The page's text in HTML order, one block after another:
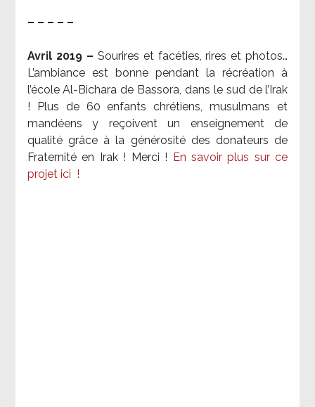
– – – – –
Avril 2019 – Sourires et facéties, rires et photos…
L’ambiance est bonne pendant la récréation à
l’école Al-Bichara de Bassora, dans le sud de l’Irak
! Plus de 60 enfants chrétiens, musulmans et
mandéens y reçoivent un enseignement de
qualité grâce à la générosité des donateurs de
Fraternité en Irak ! Merci !
En savoir plus sur ce
projet ici !